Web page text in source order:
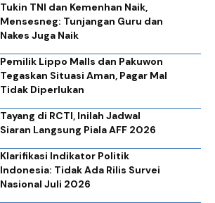
Tukin TNI dan Kemenhan Naik,
Mensesneg: Tunjangan Guru dan
Nakes Juga Naik
Pemilik Lippo Malls dan Pakuwon
Tegaskan Situasi Aman, Pagar Mal
Tidak Diperlukan
Tayang di RCTI, Inilah Jadwal
Siaran Langsung Piala AFF 2026
Klarifikasi Indikator Politik
Indonesia: Tidak Ada Rilis Survei
Nasional Juli 2026